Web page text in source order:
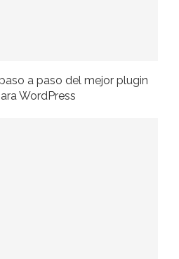
a paso del mejor plugin
WordPress